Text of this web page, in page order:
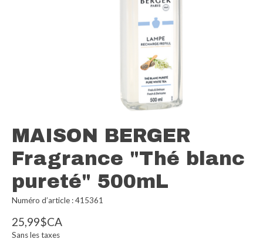
MAISON BERGER
Fragrance "Thé blanc
pureté" 500mL
Numéro d’article : 415361
25,99$CA
Sans les taxes